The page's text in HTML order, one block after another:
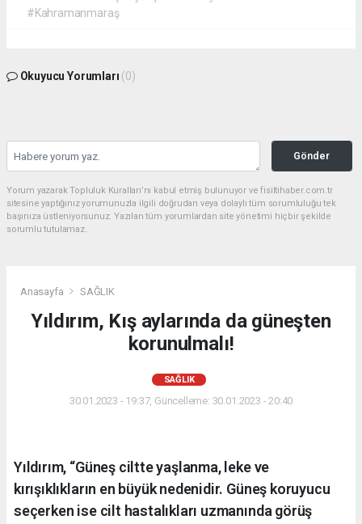
#Kahramanmaraş
Okuyucu Yorumları (0)
Gönder
Yorum yazarak Topluluk Kuralları’nı kabul etmiş bulunuyor ve fisiltihaber.com.tr
sitesine yaptığınız yorumunuzla ilgili doğrudan veya dolaylı tüm sorumluluğu tek
başınıza üstleniyorsunuz. Yazılan tüm yorumlardan site yönetimi hiçbir şekilde
sorumlu tutulamaz.
Anasayfa SAĞLIK
Yıldırım, Kış aylarında da güneşten
korunulmalı!
SAĞLIK
30.01.2023 - 19:37, Güncelleme: 30.01.2023 - 20:40
Yıldırım, “Güneş ciltte yaşlanma, leke ve
kırışıklıkların en büyük nedenidir. Güneş koruyucu
seçerken ise cilt hastalıkları uzmanında görüş